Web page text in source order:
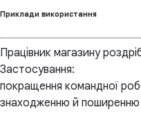
Приклади використання
Працівник магазину
Застосування:
покращення командної
знаходженню й поширенню